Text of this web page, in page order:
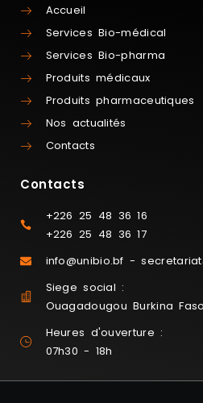
Accueil
Services Bio-médical
Services Bio-pharma
Produits médicaux
Produits pharmaceutiques
Nos actualités
Contacts
Contacts
+226 25 48 36 16
+226 25 48 36 17
info@unibio.bf -
Siege social :
Ouagadougou Burkina Faso
Heures d'ouverture :
07h30 - 18h